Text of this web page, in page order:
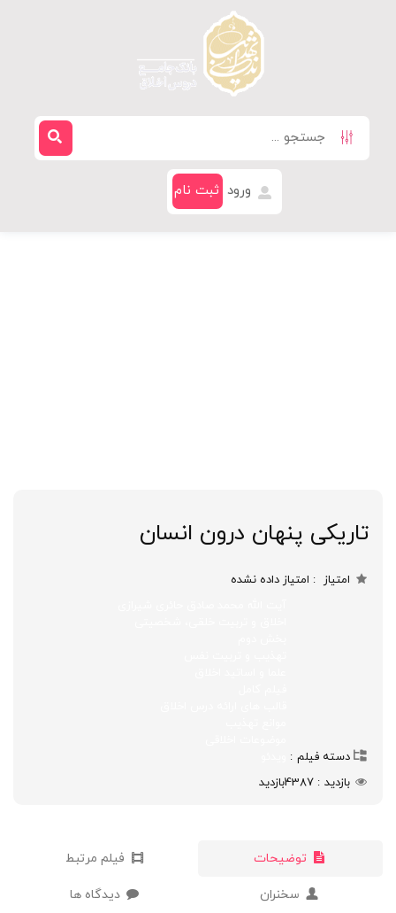
ورود ثبت نام
تاریکی پنهان درون انسان
امتیاز امتیاز داده نشده
دسته فیلم
بازدید
4387بازدید
توضیحات فیلم مرتبط
سخنران دیدگاه ها